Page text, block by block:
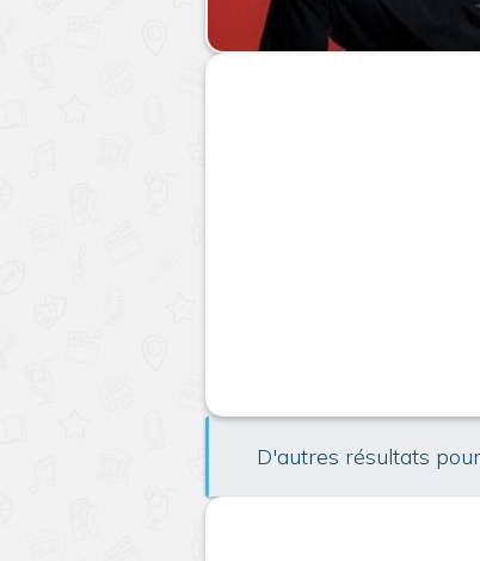
D'autres résultats